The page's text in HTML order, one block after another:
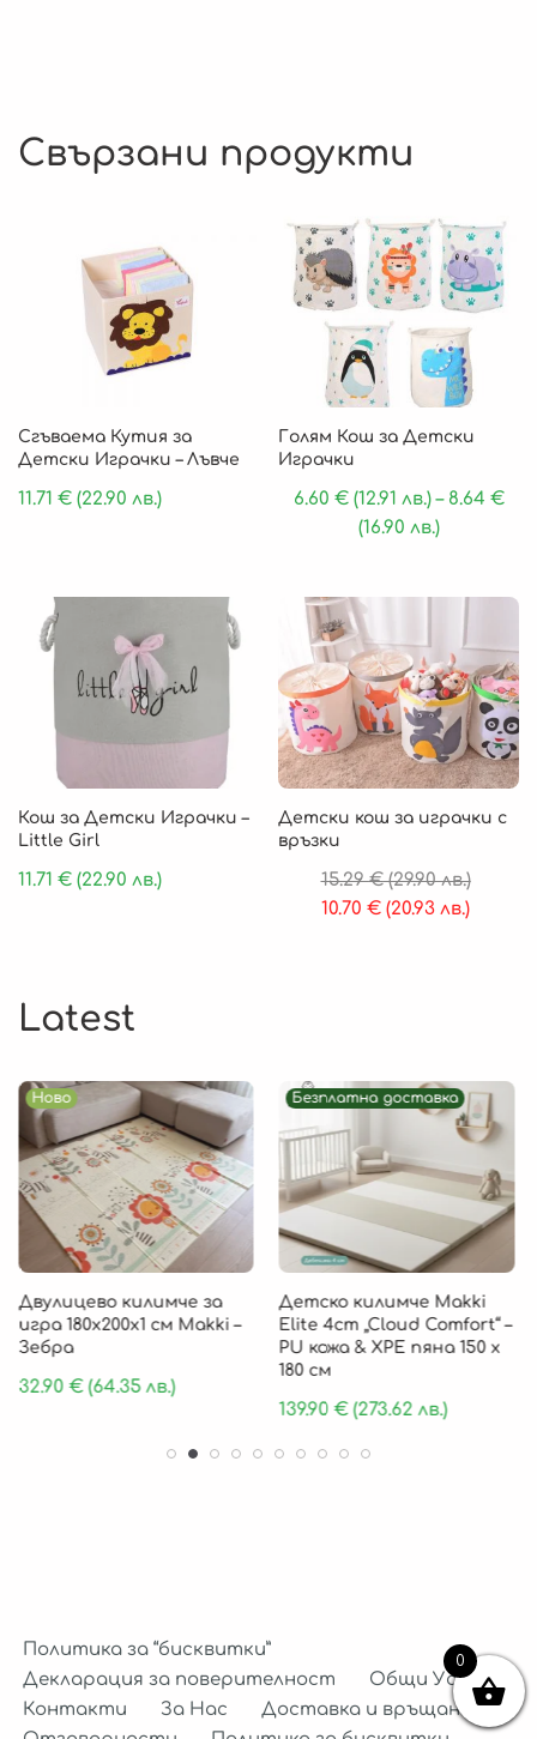
Свързани продукти
Сгъваема Кутия за
Детски Играчки – Лъвче
11.71 € (22.90 лв.)
Голям Кош за Детски
Играчки
6.60 €(12.91 лв.)– 8.64 €
(16.90 лв.)
Кош за Детски Играчки –
Little Girl
11.71 € (22.90 лв.)
Детски кош за играчки с
връзки
15.29€(29.90 лв.)
10.70€ (20.93 лв.)
Latest
Ново
Двулицево килимче за
игра 180х200х1 см Makki –
Зебра
32.90 €(64.35 лв.)
Безплатна доставка
Детско килимче Makki
Elite 4cm „Cloud Comfort“ –
PU кожа & XPE пяна 150 х
180 см
139.90€(273.62 лв.)
Политика за “бисквитки”
Декларация за поверителност
Общи Условия
Контакти
За Нас
Доставка и връщане
0